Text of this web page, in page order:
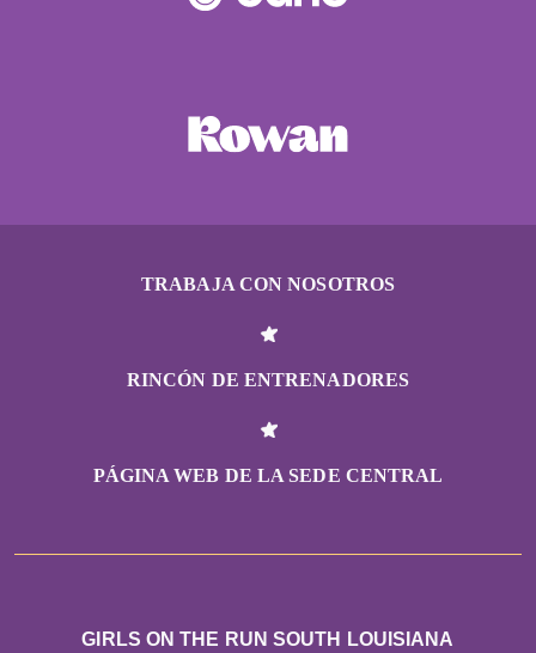
TRABAJA CON NOSOTROS
RINCÓN DE ENTRENADORES
PÁGINA WEB DE LA SEDE CENTRAL
GIRLS ON THE RUN SOUTH LOUISIANA